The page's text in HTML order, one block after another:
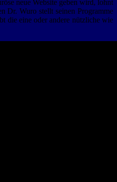
neue Website geben wird, lohnt
Dr. Wuro stellt seinen Programme
die eine oder andere nützliche wie